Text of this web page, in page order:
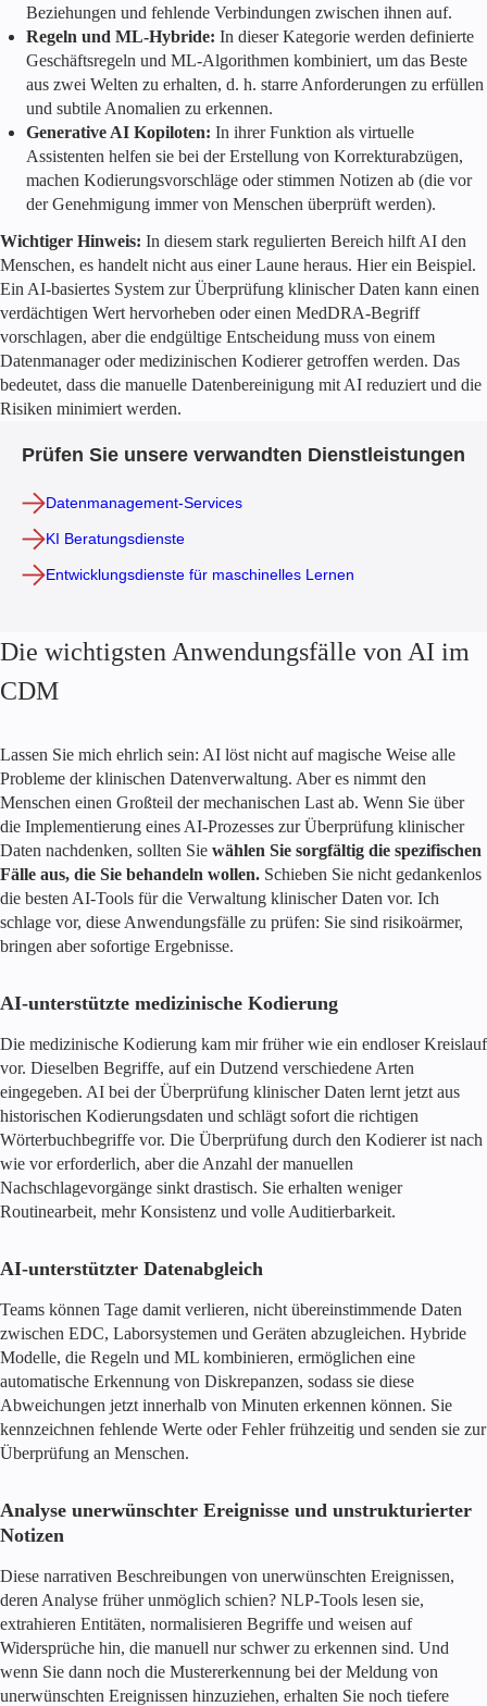
Beziehungen und fehlende Verbindungen zwischen ihnen auf.
Regeln und ML-Hybride: In dieser Kategorie werden definierte
Geschäftsregeln und ML-Algorithmen kombiniert, um das Beste
aus zwei Welten zu erhalten, d. h. starre Anforderungen zu erfüllen
und subtile Anomalien zu erkennen.
Generative AI Kopiloten: In ihrer Funktion als virtuelle
Assistenten helfen sie bei der Erstellung von Korrekturabzügen,
machen Kodierungsvorschläge oder stimmen Notizen ab (die vor
der Genehmigung immer von Menschen überprüft werden).
Wichtiger Hinweis: In diesem stark regulierten Bereich hilft AI den
Menschen, es handelt nicht aus einer Laune heraus. Hier ein Beispiel.
Ein AI-basiertes System zur Überprüfung klinischer Daten kann einen
verdächtigen Wert hervorheben oder einen MedDRA-Begriff
vorschlagen, aber die endgültige Entscheidung muss von einem
Datenmanager oder medizinischen Kodierer getroffen werden. Das
bedeutet, dass die manuelle Datenbereinigung mit AI reduziert und die
Risiken minimiert werden.
Prüfen Sie unsere verwandten Dienstleistungen
Datenmanagement-Services
KI Beratungsdienste
Entwicklungsdienste für maschinelles Lernen
Die wichtigsten Anwendungsfälle von AI im
CDM
Lassen Sie mich ehrlich sein: AI löst nicht auf magische Weise alle
Probleme der klinischen Datenverwaltung. Aber es nimmt den
Menschen einen Großteil der mechanischen Last ab. Wenn Sie über
die Implementierung eines AI-Prozesses zur Überprüfung klinischer
Daten nachdenken, sollten Sie wählen Sie sorgfältig die spezifischen
Fälle aus, die Sie behandeln wollen. Schieben Sie nicht gedankenlos
die besten AI-Tools für die Verwaltung klinischer Daten vor. Ich
schlage vor, diese Anwendungsfälle zu prüfen: Sie sind risikoärmer,
bringen aber sofortige Ergebnisse.
AI-unterstützte medizinische Kodierung
Die medizinische Kodierung kam mir früher wie ein endloser Kreislauf
vor. Dieselben Begriffe, auf ein Dutzend verschiedene Arten
eingegeben. AI bei der Überprüfung klinischer Daten lernt jetzt aus
historischen Kodierungsdaten und schlägt sofort die richtigen
Wörterbuchbegriffe vor. Die Überprüfung durch den Kodierer ist nach
wie vor erforderlich, aber die Anzahl der manuellen
Nachschlagevorgänge sinkt drastisch. Sie erhalten weniger
Routinearbeit, mehr Konsistenz und volle Auditierbarkeit.
AI-unterstützter Datenabgleich
Teams können Tage damit verlieren, nicht übereinstimmende Daten
zwischen EDC, Laborsystemen und Geräten abzugleichen. Hybride
Modelle, die Regeln und ML kombinieren, ermöglichen eine
automatische Erkennung von Diskrepanzen, sodass sie diese
Abweichungen jetzt innerhalb von Minuten erkennen können. Sie
kennzeichnen fehlende Werte oder Fehler frühzeitig und senden sie zur
Überprüfung an Menschen.
Analyse unerwünschter Ereignisse und unstrukturierter
Notizen
Diese narrativen Beschreibungen von unerwünschten Ereignissen,
deren Analyse früher unmöglich schien? NLP-Tools lesen sie,
extrahieren Entitäten, normalisieren Begriffe und weisen auf
Widersprüche hin, die manuell nur schwer zu erkennen sind. Und
wenn Sie dann noch die Mustererkennung bei der Meldung von
unerwünschten Ereignissen hinzuziehen, erhalten Sie noch tiefere